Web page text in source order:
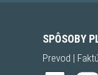
SPÔSOBY
Prevod |